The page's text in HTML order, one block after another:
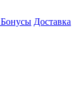
Бонусы Доставка